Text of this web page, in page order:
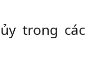
trong các